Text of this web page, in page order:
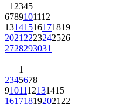
1 2345
6789101112
13141516171819
2021 2223242526
2728293031
1
2345678
9101112131415
161718192021 22